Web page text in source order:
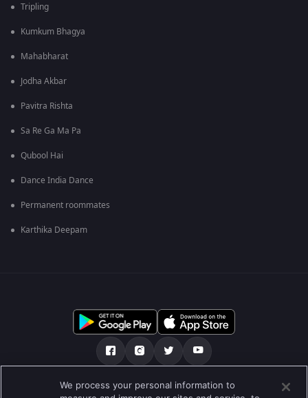
Tripling
Kumkum Bhagya
Mahabharat
Jodha Akbar
Pavitra Rishta
Sa Re Ga Ma Pa
Qubool Hai
Dance India Dance
Permanent roommates
Karthika Deepam
Политика конфиденциальности
We process your personal information to